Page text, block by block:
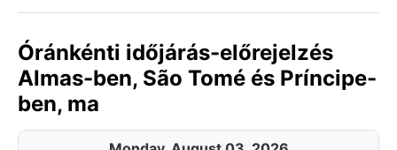
Óránkénti időjárás-előrejelzés
Almas-ben, São Tomé és Príncipe-
ben, ma